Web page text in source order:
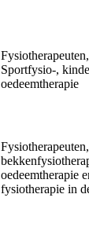
Fysiotherapeuten,
Sportfysio-,
oedeemtherapie
Fysiotherapeuten,
oedeemtherapie
fysiotherapie in